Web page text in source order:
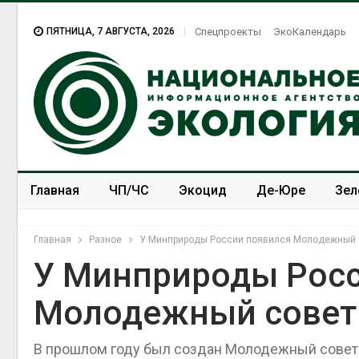
ПЯТНИЦА, 7 АВГУСТА, 2026 Спецпроекты ЭкоКалендарь
Главная ЧП/ЧС Экоцид Де-Юре
Главная Разное У Минприроды России появился Молодежный
У Минприроды
Молодежный совет
В прошлом году был создан Молодежный
Приложение «Экопульс»
для контроля мусорных
сентябре